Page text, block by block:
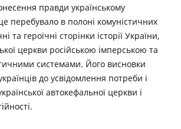
правди українському
перебувало в полоні комуністичних
та героїчні сторінки історії України,
церкви російською імперською та
системами. Його висновки
до усвідомлення потреби і
автокефальної церкви і